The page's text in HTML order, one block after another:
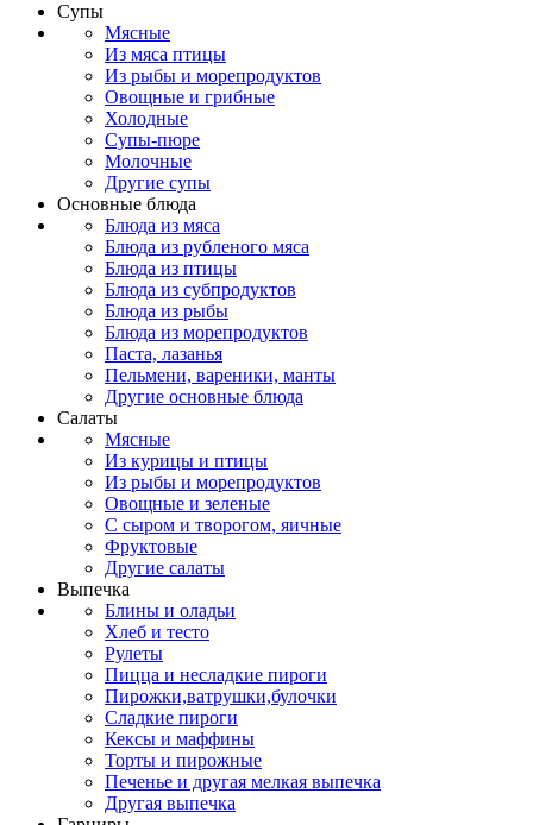
Супы
Мясные
Из мяса птицы
Из рыбы и морепродуктов
Овощные и грибные
Холодные
Супы-пюре
Молочные
Другие супы
Основные блюда
Блюда из мяса
Блюда из рубленого мяса
Блюда из птицы
Блюда из субпродуктов
Блюда из рыбы
Блюда из морепродуктов
Паста, лазанья
Пельмени, вареники, манты
Другие основные блюда
Салаты
Мясные
Из курицы и птицы
Из рыбы и морепродуктов
Овощные и зеленые
С сыром и творогом, яичные
Фруктовые
Другие салаты
Выпечка
Блины и оладьи
Хлеб и тесто
Рулеты
Пицца и несладкие пироги
Пирожки,ватрушки,булочки
Сладкие пироги
Кексы и маффины
Торты и пирожные
Печенье и другая мелкая выпечка
Другая выпечка